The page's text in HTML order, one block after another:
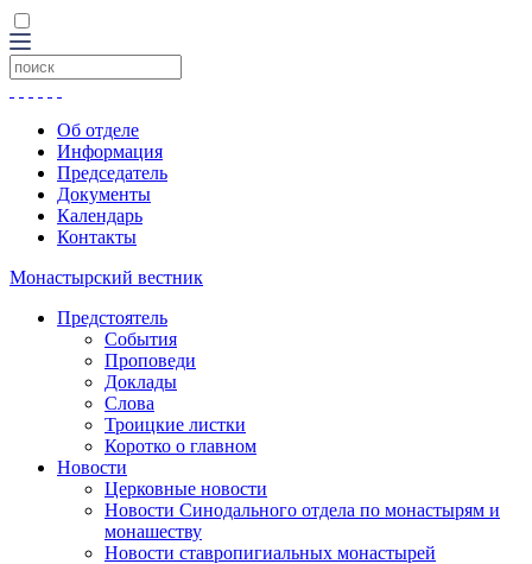
Об отделе
Информация
Председатель
Документы
Календарь
Контакты
Монастырский вестник
Предстоятель
События
Проповеди
Доклады
Слова
Троицкие листки
Коротко о главном
Новости
Церковные новости
Новости Синодального отдела по монастырям и
монашеству
Новости ставропигиальных монастырей